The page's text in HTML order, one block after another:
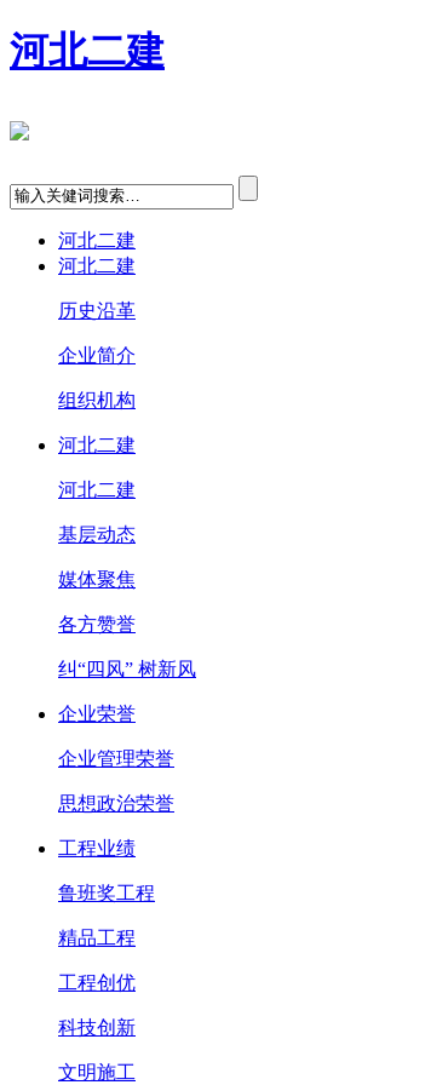
河北二建
河北二建
河北二建
历史沿革
企业简介
组织机构
河北二建
河北二建
基层动态
媒体聚焦
各方赞誉
纠“四风” 树新风
企业荣誉
企业管理荣誉
思想政治荣誉
工程业绩
鲁班奖工程
精品工程
工程创优
科技创新
文明施工